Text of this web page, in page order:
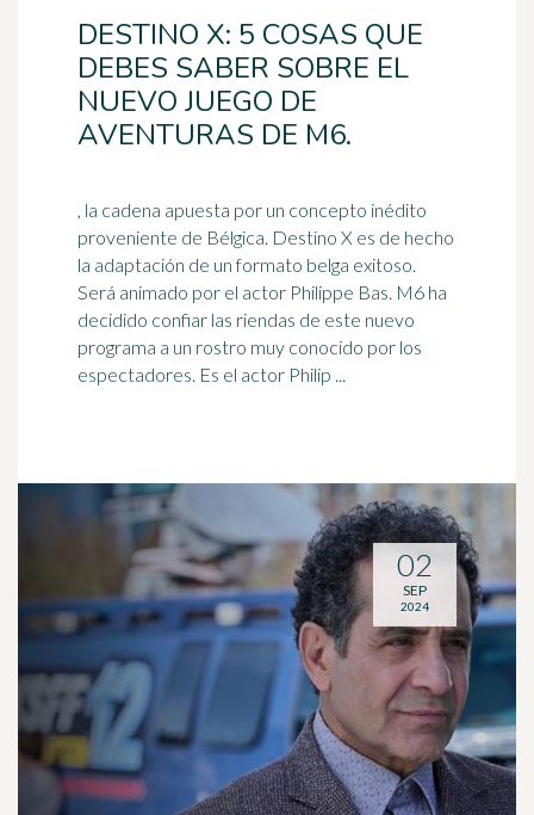
DESTINO X: 5 COSAS QUE
DEBES SABER SOBRE EL
NUEVO JUEGO DE
AVENTURAS DE M6.
, la cadena apuesta por un concepto inédito
proveniente de Bélgica. Destino X es de hecho
la adaptación de un formato belga exitoso.
Será animado por el actor Philippe Bas. M6 ha
decidido confiar las riendas de este nuevo
programa a un rostro muy conocido por los
espectadores. Es el actor Philip ...
02
SEP
2024